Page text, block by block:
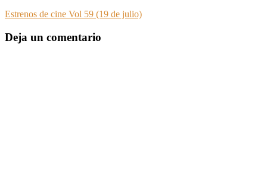
Estrenos de cine Vol 59 (19 de julio)
Deja un comentario